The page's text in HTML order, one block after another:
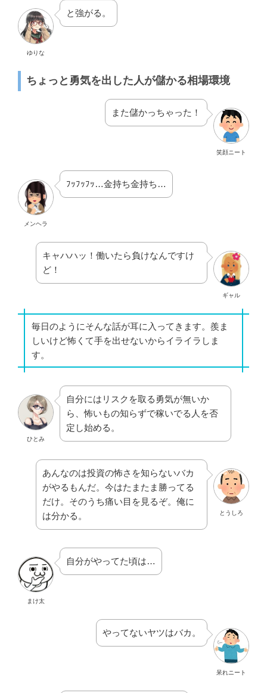
ゆりな
と強がる。
ちょっと勇気を出した人が儲かる相場環境
笑顔ニート
また儲かっちゃった！
メンヘラ
ﾌｯﾌｯﾌｯ…金持ち金持ち…
ギャル
キャハハッ！働いたら負けなんですけ
ど！
毎日のようにそんな話が耳に入ってきます。羨ま
しいけど怖くて手を出せないからイライラしま
す。
ひとみ
自分にはリスクを取る勇気が無いか
ら、怖いもの知らずで稼いでる人を否
定し始める。
とうしろ
あんなのは投資の怖さを知らないバカ
がやるもんだ。今はたまたま勝ってる
だけ。そのうち痛い目を見るぞ。俺に
は分かる。
まけ太
自分がやってた頃は…
呆れニート
やってないヤツはバカ。